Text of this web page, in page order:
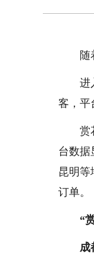
随
进
客，平
赏
台数据
昆明
订单。
“
成